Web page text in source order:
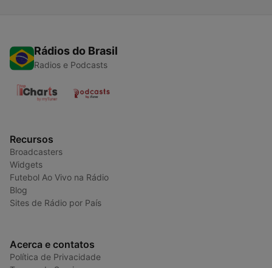
Rádios do Brasil
Radios e Podcasts
Recursos
Broadcasters
Widgets
Futebol Ao Vivo na Rádio
Blog
Sites de Rádio por País
Acerca e contatos
Política de Privacidade